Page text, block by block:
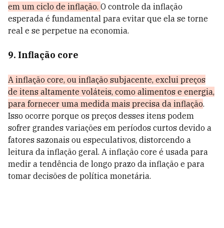
em um ciclo de inflação. O controle da inflação
esperada é fundamental para evitar que ela se torne
real e se perpetue na economia.
9. Inflação core
A inflação core, ou inflação subjacente, exclui preços
de itens altamente voláteis, como alimentos e energia,
para fornecer uma medida mais precisa da inflação.
Isso ocorre porque os preços desses itens podem
sofrer grandes variações em períodos curtos devido a
fatores sazonais ou especulativos, distorcendo a
leitura da inflação geral. A inflação core é usada para
medir a tendência de longo prazo da inflação e para
tomar decisões de política monetária.